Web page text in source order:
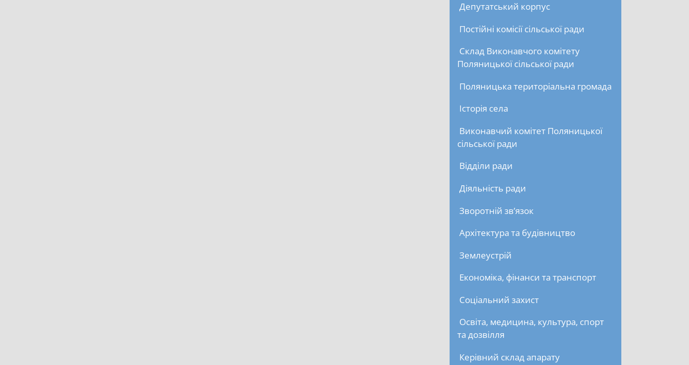
Депутатський корпус
Постійні комісії сільської ради
Склад Виконавчого комітету
Поляницької сільської ради
Поляницька територіальна громада
Історія села
Виконавчий комітет Поляницької
сільської ради
Відділи ради
Діяльність ради
Зворотній зв’язок
Архітектура та будівництво
Землеустрій
Економіка, фінанси та транспорт
Соціальний захист
Освіта, медицина, культура, спорт
та дозвілля
Керівний склад апарату